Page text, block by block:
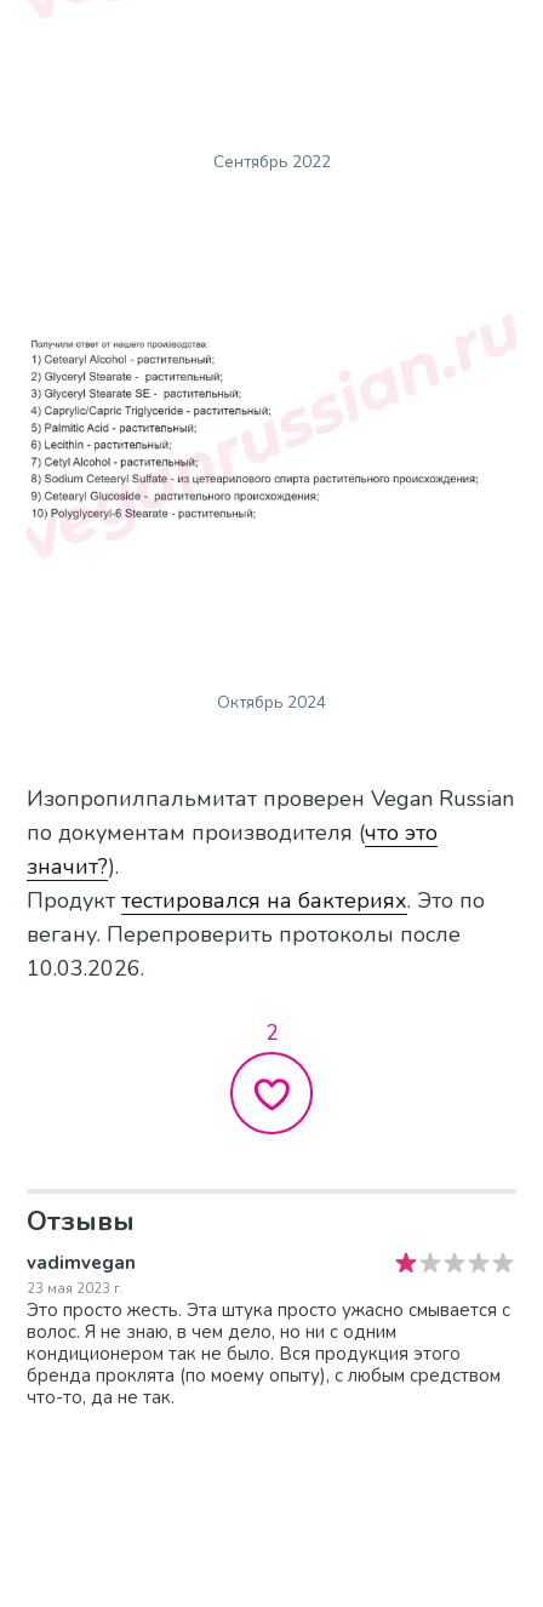
Сентябрь 2022
Октябрь 2024
Изопропилпальмитат проверен Vegan Russian
по документам производителя (что это
значит?).
Продукттестировался на бактериях. Это по
вегану. Перепроверить протоколы после
10.03.2026.
2
Отзывы
vadimvegan
23 мая 2023 г.
Это просто жесть. Эта штука просто ужасно смывается с
волос. Я не знаю, в чем дело, но ни с одним
кондиционером так не было. Вся продукция этого
бренда проклята (по моему опыту), с любым средством
что-то, да не так.